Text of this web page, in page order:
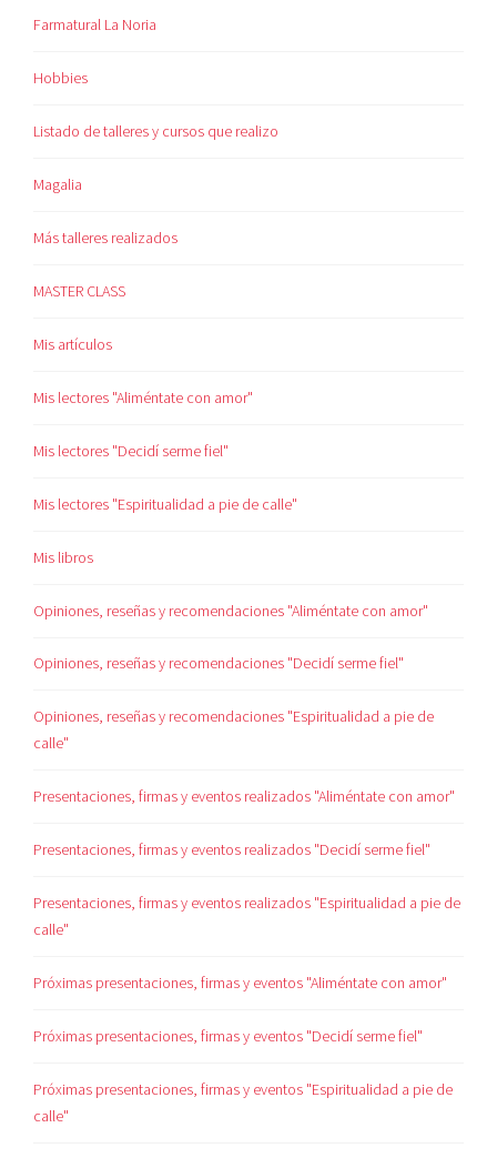
Farmatural La Noria
Hobbies
Listado de talleres y cursos que realizo
Magalia
Más talleres realizados
MASTER CLASS
Mis artículos
Mis lectores "Aliméntate con amor"
Mis lectores "Decidí serme fiel"
Mis lectores "Espiritualidad a pie de calle"
Mis libros
Opiniones, reseñas y recomendaciones "Aliméntate con amor"
Opiniones, reseñas y recomendaciones "Decidí serme fiel"
Opiniones, reseñas y recomendaciones "Espiritualidad a pie de
calle"
Presentaciones, firmas y eventos realizados "Aliméntate con amor"
Presentaciones, firmas y eventos realizados "Decidí serme fiel"
Presentaciones, firmas y eventos realizados "Espiritualidad a pie de
calle"
Próximas presentaciones, firmas y eventos "Aliméntate con amor"
Próximas presentaciones, firmas y eventos "Decidí serme fiel"
Próximas presentaciones, firmas y eventos "Espiritualidad a pie de
calle"